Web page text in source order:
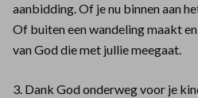
aanbidding. Of je nu binnen aan
Of buiten een wandeling maakt
van God die met jullie meegaat.
3. Dank God onderweg voor je